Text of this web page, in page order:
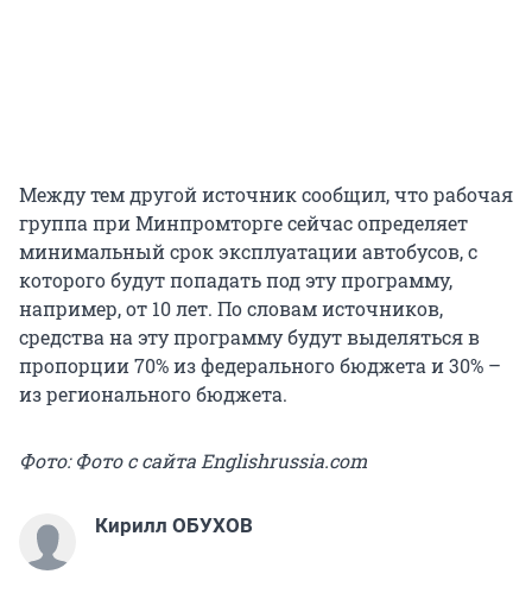
Между тем другой источник сообщил, что рабочая
группа при Минпромторге сейчас определяет
минимальный срок эксплуатации автобусов, с
которого будут попадать под эту программу,
например, от 10 лет. По словам источников,
средства на эту программу будут выделяться в
пропорции 70% из федерального бюджета и 30% –
из регионального бюджета.
Фото: Фото с сайта Englishrussia.com
Кирилл ОБУХОВ